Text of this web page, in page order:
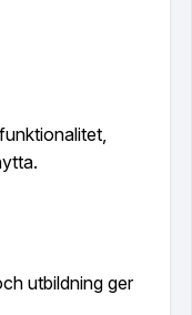
utbildning ger